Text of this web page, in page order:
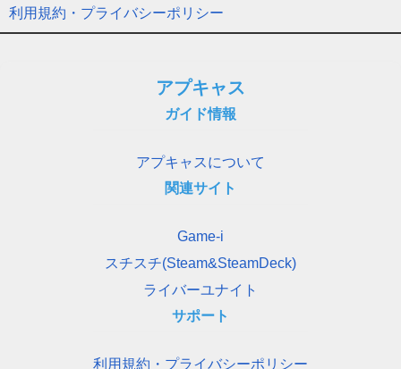
利用規約・プライバシーポリシー
アプキャス
ガイド情報
アプキャスについて
関連サイト
Game-i
スチスチ(Steam&SteamDeck)
ライバーユナイト
サポート
利用規約・プライバシーポリシー